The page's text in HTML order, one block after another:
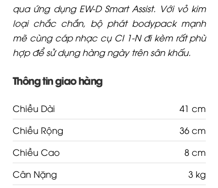
qua ứng dụng EW-D Smart Assist. Với vỏ kim
loại chắc chắn, bộ phát bodypack mạnh
mẽ cùng cáp nhạc cụ CI 1-N đi kèm rất phù
hợp để sử dụng hàng ngày trên sân khấu.
Thông tin giao hàng
Chiều Dài
41 cm
Chiều Rộng
36 cm
Chiều Cao
8 cm
Cân Nặng
3 kg